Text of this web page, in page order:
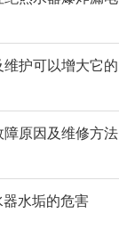
原因及维修方法
水垢的危害